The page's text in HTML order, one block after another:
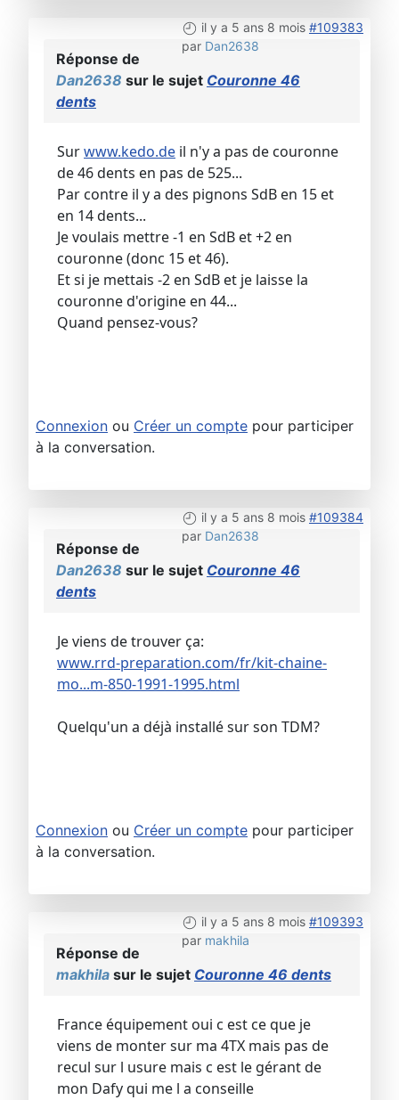
il y a 5 ans 8 mois #109383
par Dan2638
Réponse de
Dan2638 sur le sujet Couronne 46
dents
Surwww.kedo.de il n'y a pas de couronne
de 46 dents en pas de 525...
Par contre il y a des pignons SdB en 15 et
en 14 dents...
Je voulais mettre -1 en SdB et +2 en
couronne (donc 15 et 46).
Et si je mettais -2 en SdB et je laisse la
couronne d'origine en 44...
Quand pensez-vous?
Connexion ou Créer un compte pour participer
à la conversation.
il y a 5 ans 8 mois #109384
par Dan2638
Réponse de
Dan2638 sur le sujet Couronne 46
dents
Je viens de trouver ça:
www.rrd-preparation.com/fr/kit-chaine-
mo...m-850-1991-1995.html
Quelqu'un a déjà installé sur son TDM?
Connexion ou Créer un compte pour participer
à la conversation.
il y a 5 ans 8 mois #109393
par makhila
Réponse de
makhila sur le sujet Couronne 46 dents
France équipement oui c est ce que je
viens de monter sur ma 4TX mais pas de
recul sur l usure mais c est le gérant de
mon Dafy qui me l a conseille